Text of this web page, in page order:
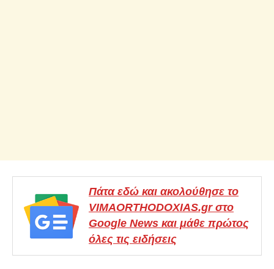
Πάτα εδώ και ακολούθησε το
VIMAORTHODOXIAS.gr στο
Google News και μάθε πρώτος
όλες τις ειδήσεις